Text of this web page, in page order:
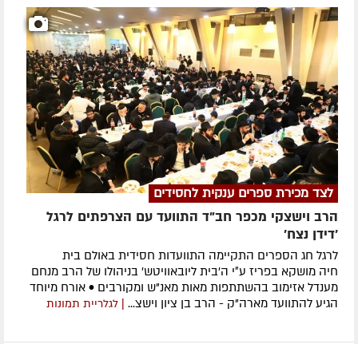
לצד מכירת ספרים ענקית לחסידים
הרב וישצקי מכפר חב"ד התוועד עם הצרפתים לרגל
'דידן נצח'
לרגל חג הספרים התקיימה התוועדות חסידית באולם בית
חיה מושקא בפריז ע״י ה'בית ליובאוויטש' בניהולו של הרב מנחם
מענדל אזימוב בהשתתפות מאות מאנ"ש ומקורבים • אורח מיוחד
הגיע להתוועד מארה"ק - הרב בן ציון וישצ... | לגלריית תמונות